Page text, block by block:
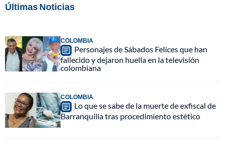
Últimas Noticias
COLOMBIA
Personajes de Sábados Felices que han
fallecido y dejaron huella en la televisión
colombiana
COLOMBIA
Lo que se sabe de la muerte de exfiscal de
Barranquilla tras procedimiento estético